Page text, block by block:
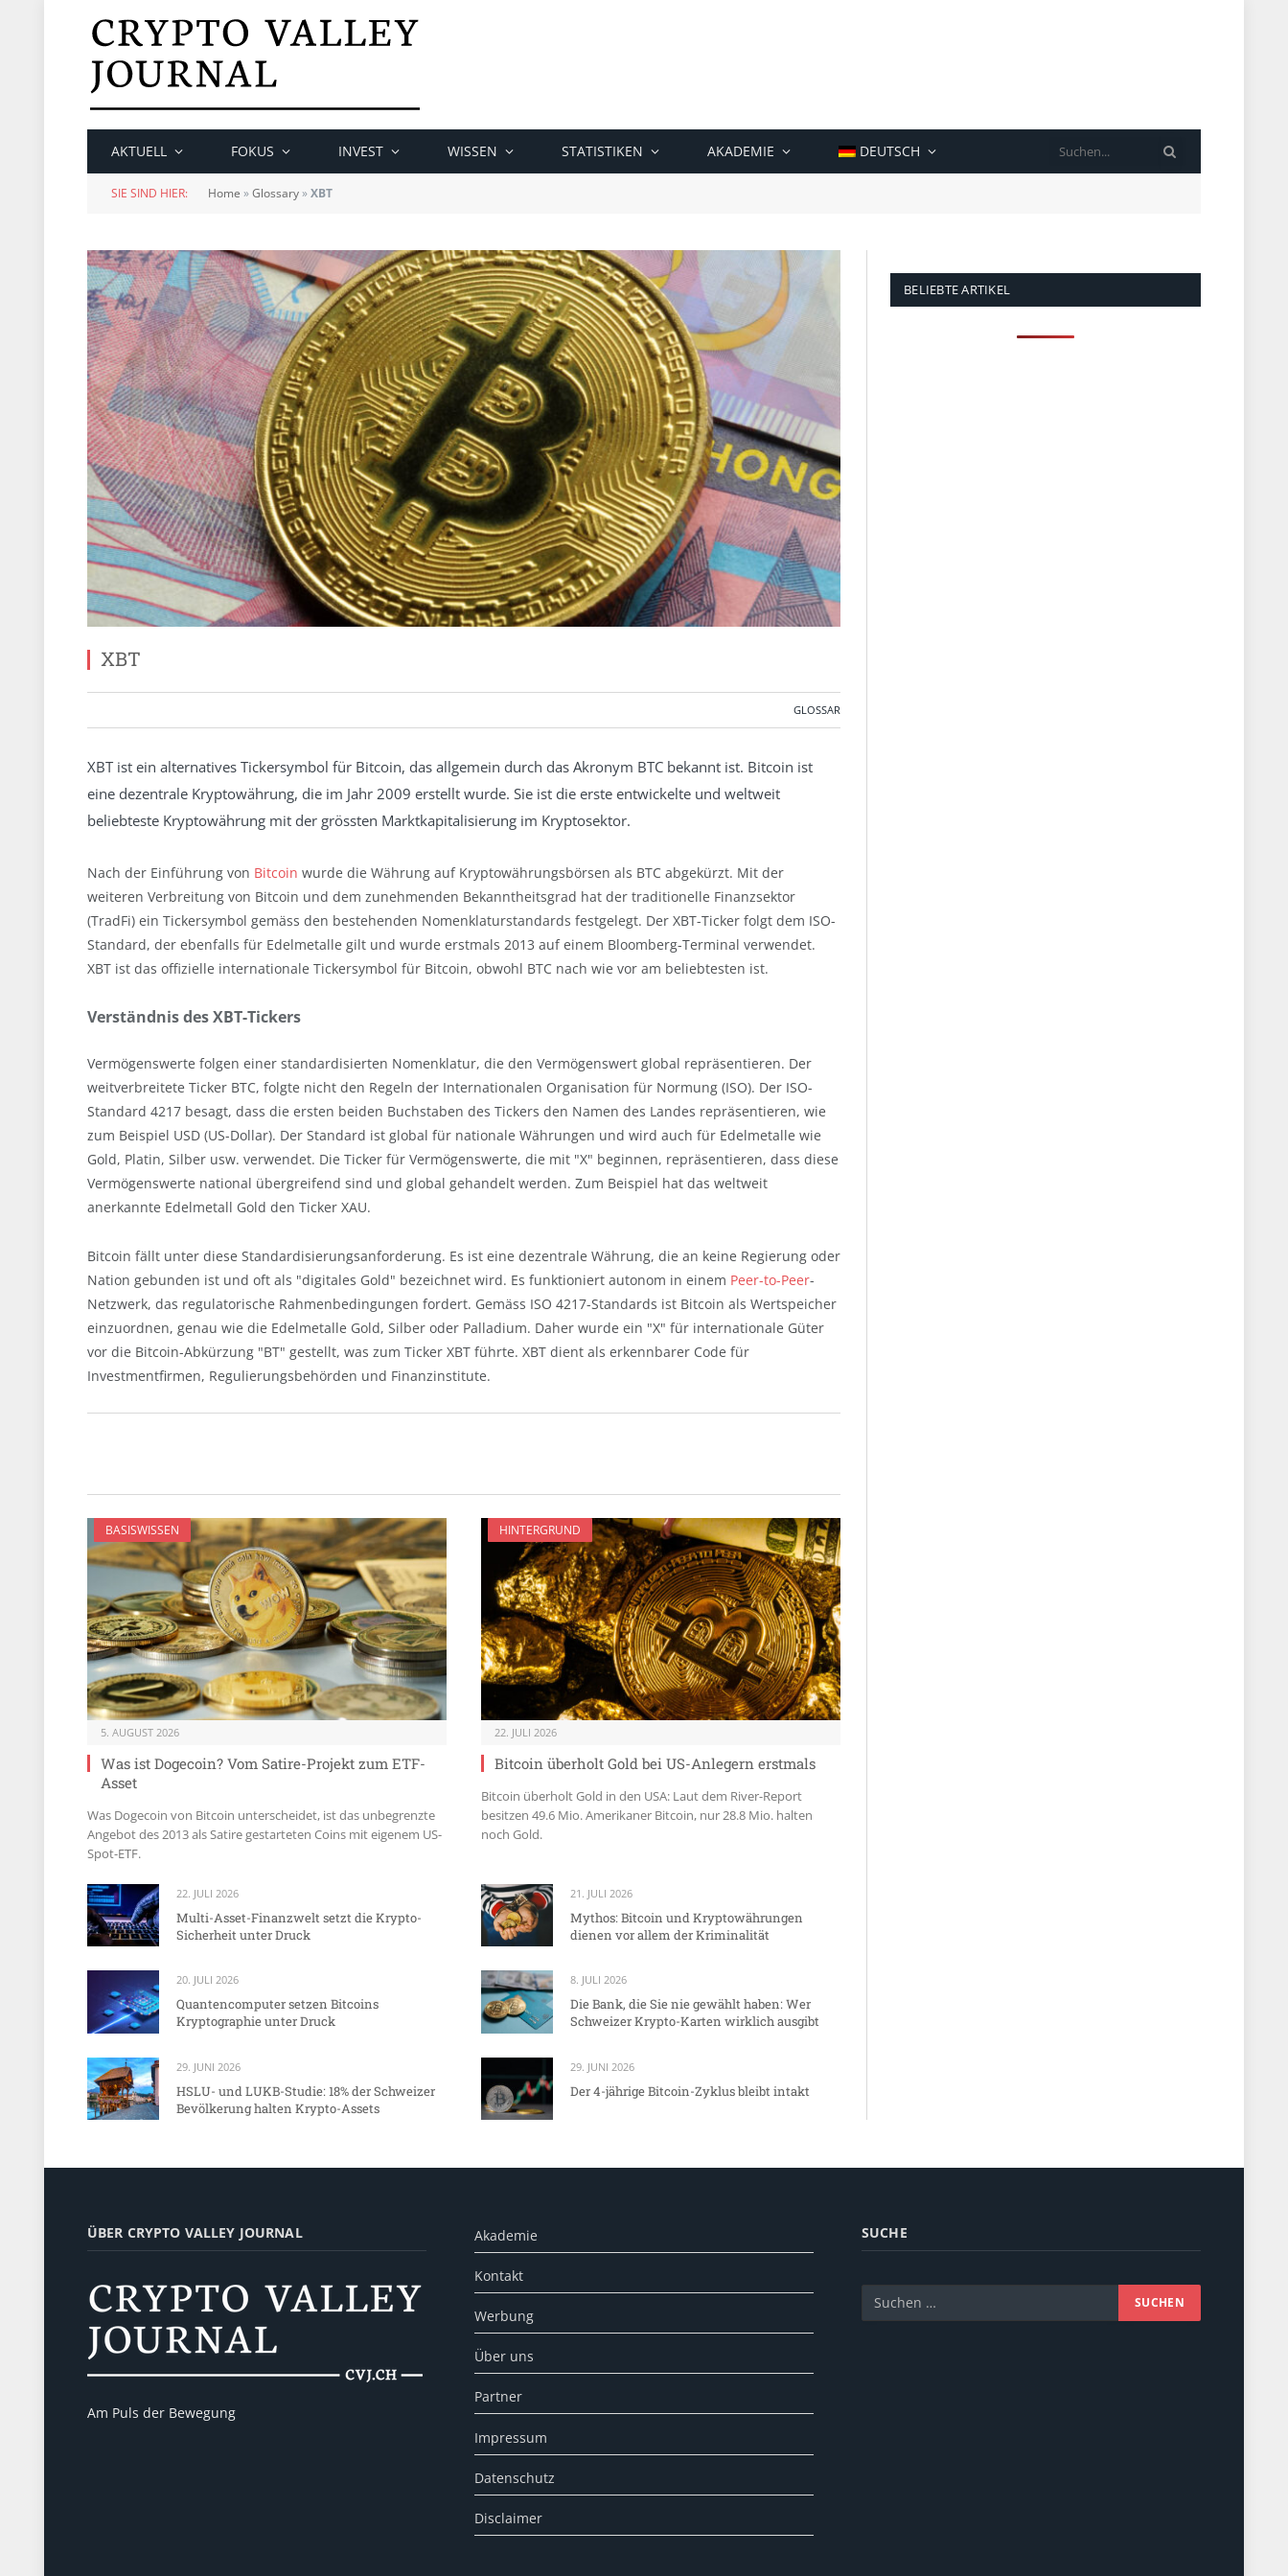
AKTUELL FOKUS INVEST WISSEN STATISTIKEN AKADEMIE DEUTSCH
SIE SIND HIER: Home »Glossary»XBT
XBT
GLOSSAR
XBT ist ein alternatives Tickersymbol für Bitcoin, das allgemein durch das Akronym BTC bekannt ist. Bitcoin ist
eine dezentrale Kryptowährung, die im Jahr 2009 erstellt wurde. Sie ist die erste entwickelte und weltweit
beliebteste Kryptowährung mit der grössten Marktkapitalisierung im Kryptosektor.
Nach der Einführung von Bitcoin wurde die Währung auf Kryptowährungsbörsen als BTC abgekürzt. Mit der
weiteren Verbreitung von Bitcoin und dem zunehmenden Bekanntheitsgrad hat der traditionelle Finanzsektor
(TradFi) ein Tickersymbol gemäss den bestehenden Nomenklaturstandards festgelegt. Der XBT-Ticker folgt dem ISO-
Standard, der ebenfalls für Edelmetalle gilt und wurde erstmals 2013 auf einem Bloomberg-Terminal verwendet.
XBT ist das offizielle internationale Tickersymbol für Bitcoin, obwohl BTC nach wie vor am beliebtesten ist.
Verständnis des XBT-Tickers
Vermögenswerte folgen einer standardisierten Nomenklatur, die den Vermögenswert global repräsentieren. Der
weitverbreitete Ticker BTC, folgte nicht den Regeln der Internationalen Organisation für Normung (ISO). Der ISO-
Standard 4217 besagt, dass die ersten beiden Buchstaben des Tickers den Namen des Landes repräsentieren, wie
zum Beispiel USD (US-Dollar). Der Standard ist global für nationale Währungen und wird auch für Edelmetalle wie
Gold, Platin, Silber usw. verwendet. Die Ticker für Vermögenswerte, die mit "X" beginnen, repräsentieren, dass diese
Vermögenswerte national übergreifend sind und global gehandelt werden. Zum Beispiel hat das weltweit
anerkannte Edelmetall Gold den Ticker XAU.
Bitcoin fällt unter diese Standardisierungsanforderung. Es ist eine dezentrale Währung, die an keine Regierung oder
Nation gebunden ist und oft als "digitales Gold" bezeichnet wird. Es funktioniert autonom in einem Peer-to-Peer-
Netzwerk, das regulatorische Rahmenbedingungen fordert. Gemäss ISO 4217-Standards ist Bitcoin als Wertspeicher
einzuordnen, genau wie die Edelmetalle Gold, Silber oder Palladium. Daher wurde ein "X" für internationale Güter
vor die Bitcoin-Abkürzung "BT" gestellt, was zum Ticker XBT führte. XBT dient als erkennbarer Code für
Investmentfirmen, Regulierungsbehörden und Finanzinstitute.
BASISWISSEN
5. AUGUST 2026
Was ist Dogecoin? Vom Satire-Projekt zum ETF-
Asset
Was Dogecoin von Bitcoin unterscheidet, ist das unbegrenzte
Angebot des 2013 als Satire gestarteten Coins mit eigenem US-
Spot-ETF.
HINTERGRUND
22. JULI 2026
Bitcoin überholt Gold bei US-Anlegern erstmals
Bitcoin überholt Gold in den USA: Laut dem River-Report
besitzen 49.6 Mio. Amerikaner Bitcoin, nur 28.8 Mio. halten
noch Gold.
22. JULI 2026
Multi-Asset-Finanzwelt setzt die Krypto-
Sicherheit unter Druck
21. JULI 2026
Mythos: Bitcoin und Kryptowährungen
dienen vor allem der Kriminalität
20. JULI 2026
Quantencomputer setzen Bitcoins
Kryptographie unter Druck
8. JULI 2026
Die Bank, die Sie nie gewählt haben: Wer
Schweizer Krypto-Karten wirklich ausgibt
29. JUNI 2026
HSLU- und LUKB-Studie: 18% der Schweizer
Bevölkerung halten Krypto-Assets
29. JUNI 2026
Der 4-jährige Bitcoin-Zyklus bleibt intakt
BELIEBTE ARTIKEL
ÜBER CRYPTO VALLEY JOURNAL
Am Puls der Bewegung
Akademie
Kontakt
Werbung
Über uns
Partner
Impressum
Datenschutz
Disclaimer
SUCHE